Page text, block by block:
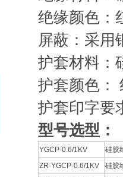
绝缘颜色：
屏蔽：采用
护套材料：
护套颜色：
护套印字要
型号选型：
YGCP-0.6/1KV
硅胶
ZR-YGCP-0.6/1KV
硅胶